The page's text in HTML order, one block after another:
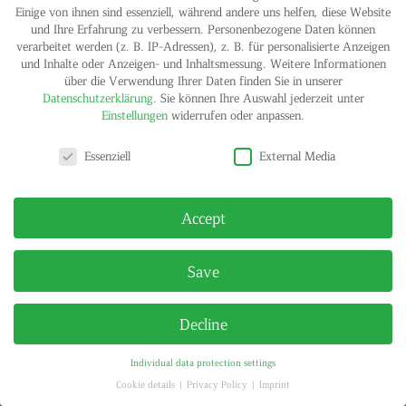
IMPRINT
PRIVACY POLICY
© HELGA MARIA KLOSTERFELDE | ALL RIGHTS RESERVED
Einige von ihnen sind essenziell, während andere uns helfen, diese Website
und Ihre Erfahrung zu verbessern. Personenbezogene Daten können
verarbeitet werden (z. B. IP-Adressen), z. B. für personalisierte Anzeigen
und Inhalte oder Anzeigen- und Inhaltsmessung. Weitere Informationen
über die Verwendung Ihrer Daten finden Sie in unserer
Datenschutzerklärung. Sie können Ihre Auswahl jederzeit unter
Einstellungen widerrufen oder anpassen.
Essenziell
External Media
Accept
Save
Decline
Individual data protection settings
Cookie details
Privacy Policy Imprint